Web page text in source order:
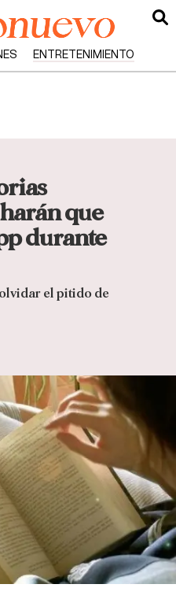
ENTRETENIMIENTO
que
durante
el pitido de